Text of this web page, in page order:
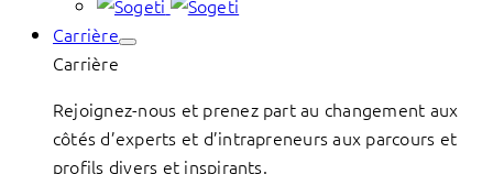
Carrière
Carrière
Rejoignez-nous et prenez part au changement aux
côtés d’experts et d’intrapreneurs aux parcours et
profils divers et inspirants.